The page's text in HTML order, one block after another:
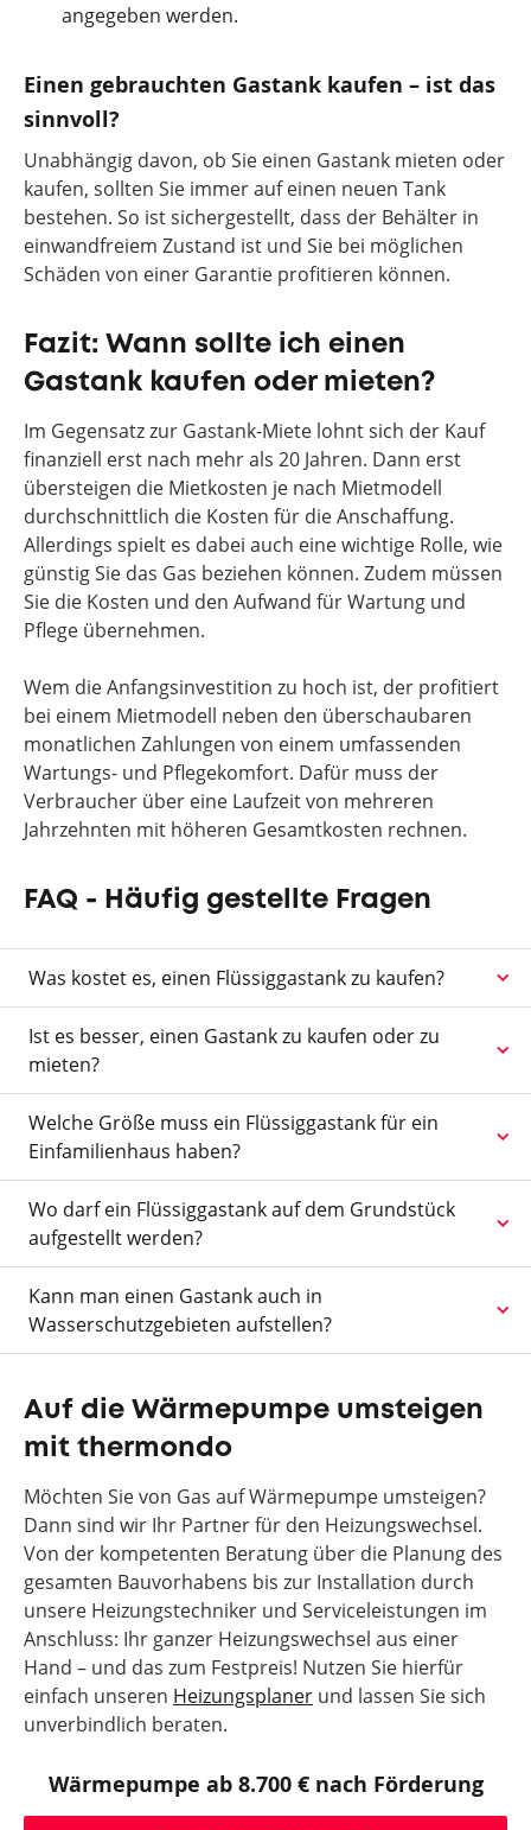
angegeben werden.
Einen gebrauchten Gastank kaufen – ist das
sinnvoll?
Unabhängig davon, ob Sie einen Gastank mieten oder
kaufen, sollten Sie immer auf einen neuen Tank
bestehen. So ist sichergestellt, dass der Behälter in
einwandfreiem Zustand ist und Sie bei möglichen
Schäden von einer Garantie profitieren können.
Fazit: Wann sollte ich einen
Gastank kaufen oder mieten?
Im Gegensatz zur Gastank-Miete lohnt sich der Kauf
finanziell erst nach mehr als 20 Jahren. Dann erst
übersteigen die Mietkosten je nach Mietmodell
durchschnittlich die Kosten für die Anschaffung.
Allerdings spielt es dabei auch eine wichtige Rolle, wie
günstig Sie das Gas beziehen können. Zudem müssen
Sie die Kosten und den Aufwand für Wartung und
Pflege übernehmen.
Wem die Anfangsinvestition zu hoch ist, der profitiert
bei einem Mietmodell neben den überschaubaren
monatlichen Zahlungen von einem umfassenden
Wartungs- und Pflegekomfort. Dafür muss der
Verbraucher über eine Laufzeit von mehreren
Jahrzehnten mit höheren Gesamtkosten rechnen.
FAQ - Häufig gestellte Fragen
Was kostet es, einen Flüssiggastank zu kaufen?
Ist es besser, einen Gastank zu kaufen oder zu
mieten?
Welche Größe muss ein Flüssiggastank für ein
Einfamilienhaus haben?
Wo darf ein Flüssiggastank auf dem Grundstück
aufgestellt werden?
Kann man einen Gastank auch in
Wasserschutzgebieten aufstellen?
Auf die Wärmepumpe umsteigen
mit thermondo
Möchten Sie von Gas auf Wärmepumpe umsteigen?
Dann sind wir Ihr Partner für den Heizungswechsel.
Von der kompetenten Beratung über die Planung des
gesamten Bauvorhabens bis zur Installation durch
unsere Heizungstechniker und Serviceleistungen im
Anschluss: Ihr ganzer Heizungswechsel aus einer
Hand – und das zum Festpreis! Nutzen Sie hierfür
einfach unseren Heizungsplaner und lassen Sie sich
unverbindlich beraten.
Wärmepumpe ab 8.700 € nach Förderung